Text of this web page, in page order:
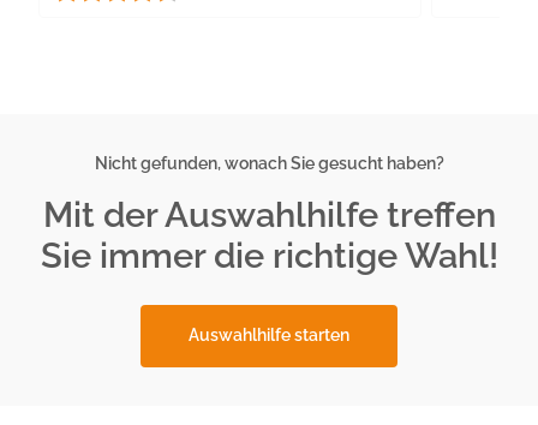
Nicht gefunden, wonach Sie gesucht haben?
Mit der Auswahlhilfe treffen
Sie immer die richtige Wahl!
Auswahlhilfe starten